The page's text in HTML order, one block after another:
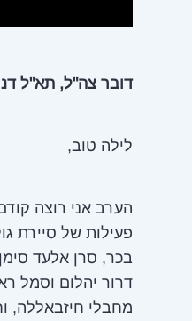
דובר צה"ל, תא"ל
לילה טוב,
הערב אני רוצה
פעילות של סיירת
בכר, סרן אלעד
דרור יהלום וסמל
מחבלי חיזבאללה,